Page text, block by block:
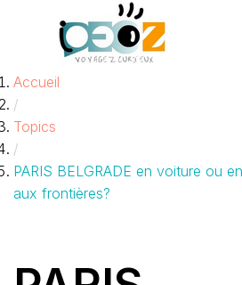
contenu
Accueil
/
Topics
/
PARIS BELGRADE en voiture ou
aux frontières?